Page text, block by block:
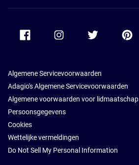
Algemene Servicevoorwaarden
Adagio's Algemene Servicevoorwaarden
Algemene voorwaarden voor lidmaatschap
Persoonsgegevens
Cookies
Wettelijke vermeldingen
Do Not Sell My Personal Information